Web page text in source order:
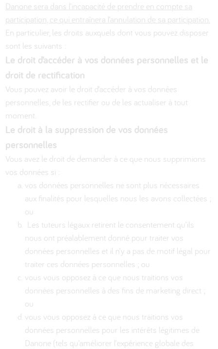
Danone sera dans l’incapacité de prendre en compte sa
participation, ce qui entraînera l’annulation de sa participation.
En particulier, les droits auxquels dont vous pouvez disposer
sont les suivants :
Le droit d’accéder à vos données personnelles et le
droit de rectification
Vous pouvez avoir le droit d’accéder à vos données
personnelles, de les rectifier ou de les actualiser à tout
moment.
Le droit à la suppression de vos données
personnelles
Vous avez le droit de demander à ce que nous supprimions
vos données si :
vos données personnelles ne sont plus nécessaires
aux finalités pour lesquelles nous les avons collectées ;
ou
Les tuteurs légaux retirent le consentement qu’ils
nous ont préalablement donné pour traiter vos
données personnelles et il n’y a pas de motif légal pour
traiter ces données personnelles ; ou
vous vous opposez à ce que nous traitions vos
données personnelles à des fins de marketing direct ;
ou
vous vous opposez à ce que nous traitions vos
données personnelles pour les intérêts légitimes de
Danone (tels qu’améliorer l’expérience globale des